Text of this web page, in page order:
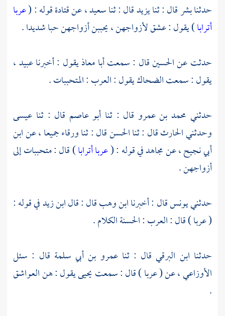
حدثنابشرقال : ثنايزيدقال : ثناسعيد، عنقتادةقوله : (عربا
أترابا) يقول : عشق لأزواجهن ، يحببن أزواجهن حبا شديدا .
حدثت عنالحسينقال : سمعتأبا معاذيقول : أخبرناعبيد،
يقول : سمعتالضحاكيقول : العرب : المتحببات .
حدثني محمد بن عمرو قال : ثنا أبو عاصم قال : ثنا عيسى
وحدثنيالحارثقال : ثناالحسنقال : ثناورقاءجميعا ، عنابن
أبي نجيح، عنمجاهدفي قوله : (عربا أترابا) قال : متحببات إلى
أزواجهن .
حدثنييونسقال : أخبرناابن وهبقال : قالابن زيدفي قوله :
( عربا ) قال : العرب : الحسنة الكلام .
حدثنا ابن البرقي قال : ثناعمرو بن أبي سلمة قال : سئل
الأوزاعي، عن ( عربا ) قال : سمعتيحيىيقول : هن العواشق
.